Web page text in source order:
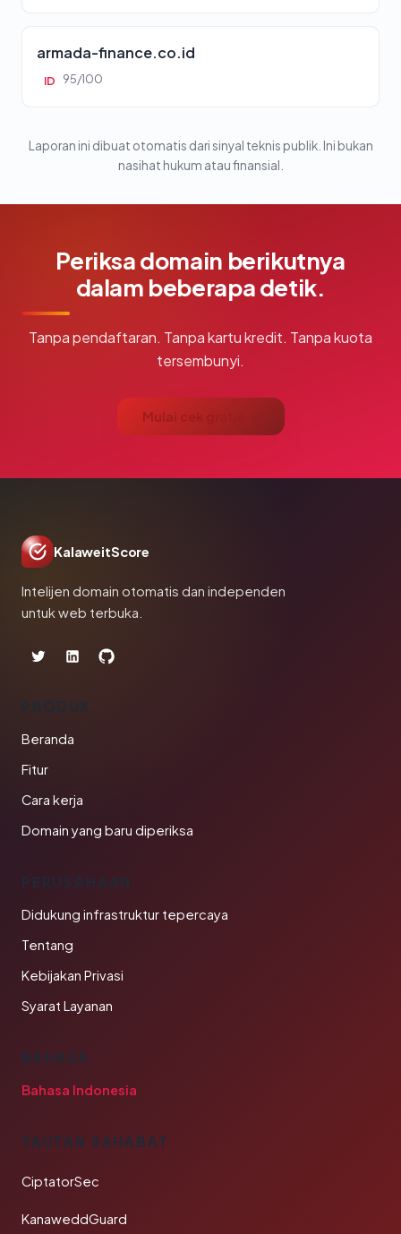
armada-finance.co.id
ID 95/100
Laporan ini dibuat otomatis dari sinyal teknis publik. Ini bukan
nasihat hukum atau finansial.
Periksa domain berikutnya
dalam beberapa detik.
Tanpa pendaftaran. Tanpa kartu kredit. Tanpa kuota
tersembunyi.
Mulai cek gratis →
KalaweitScore
Intelijen domain otomatis dan independen
untuk web terbuka.
PRODUK
Beranda
Fitur
Cara kerja
Domain yang baru diperiksa
PERUSAHAAN
Didukung infrastruktur tepercaya
Tentang
Kebijakan Privasi
Syarat Layanan
BAHASA
Bahasa Indonesia
TAUTAN SAHABAT
CiptatorSec
KanaweddGuard